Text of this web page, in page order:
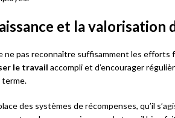
et la valorisation
ne pas reconnaître suffisamment les efforts
le travail accompli et d’encourager
terme.
des systèmes de récompenses, qu’il